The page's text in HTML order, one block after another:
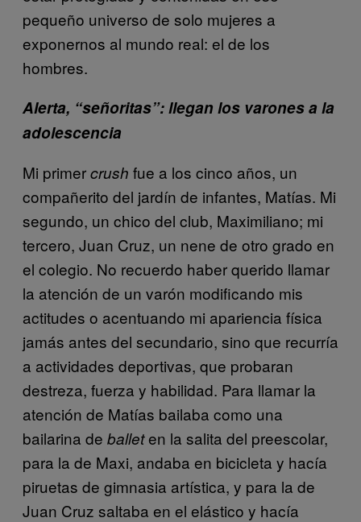
pequeño universo de solo mujeres a
exponernos al mundo real: el de los
hombres.
Alerta, “señoritas”: llegan los varones a la
adolescencia
Mi primercrush fue a los cinco años, un
compañerito del jardín de infantes, Matías. Mi
segundo, un chico del club, Maximiliano; mi
tercero, Juan Cruz, un nene de otro grado en
el colegio. No recuerdo haber querido llamar
la atención de un varón modificando mis
actitudes o acentuando mi apariencia física
jamás antes del secundario, sino que recurría
a actividades deportivas, que probaran
destreza, fuerza y habilidad. Para llamar la
atención de Matías bailaba como una
bailarina de balleten la salita del preescolar,
para la de Maxi, andaba en bicicleta y hacía
piruetas de gimnasia artística, y para la de
Juan Cruz saltaba en el elástico y hacía